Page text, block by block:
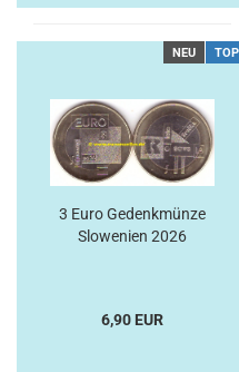
NEU TOP
3 Euro Gedenkmünze
Slowenien 2026
6,90 EUR